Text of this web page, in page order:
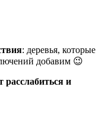
: деревья, которые
добавим 😉
расслабиться и